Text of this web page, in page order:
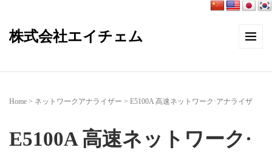
株式会社エイチェム
Home > ネットワークアナライザー > E5100A 高速ネットワーク·アナライザ
E5100A 高速ネットワーク·